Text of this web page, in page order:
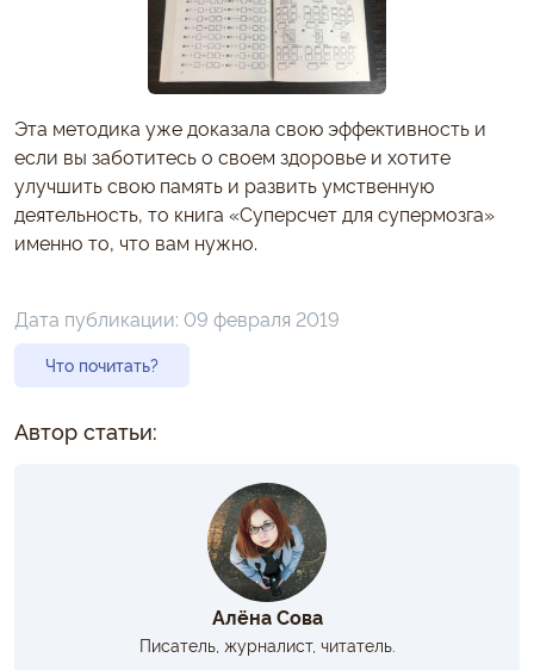
Эта методика уже доказала свою эффективность и
если вы заботитесь о своем здоровье и хотите
улучшить свою память и развить умственную
деятельность, то книга «Суперсчет для супермозга»
именно то, что вам нужно.
Дата публикации: 09 февраля 2019
Что почитать?
Автор статьи:
Алёна Сова
Писатель, журналист, читатель.